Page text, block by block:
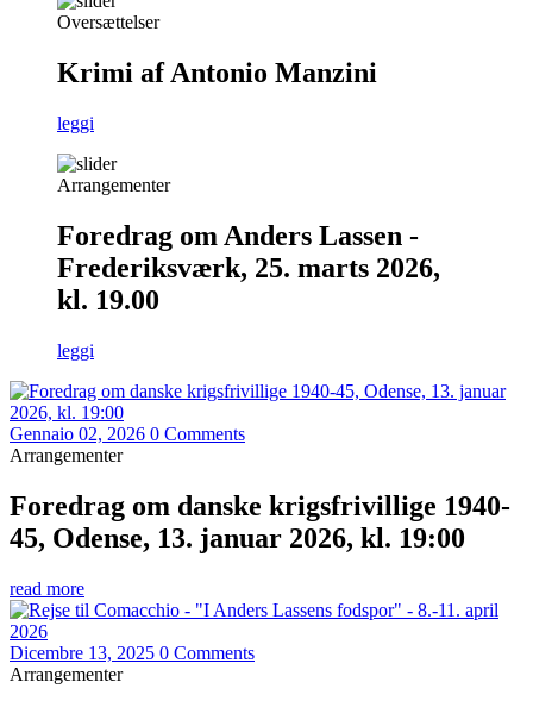
Oversættelser
Krimi af Antonio Manzini
leggi
Arrangementer
Foredrag om Anders Lassen -
Frederiksværk, 25. marts 2026,
kl. 19.00
leggi
Gennaio 02, 2026 0 Comments
Arrangementer
Foredrag om danske krigsfrivillige 1940-
45, Odense, 13. januar 2026, kl. 19:00
read more
Dicembre 13, 2025 0 Comments
Arrangementer